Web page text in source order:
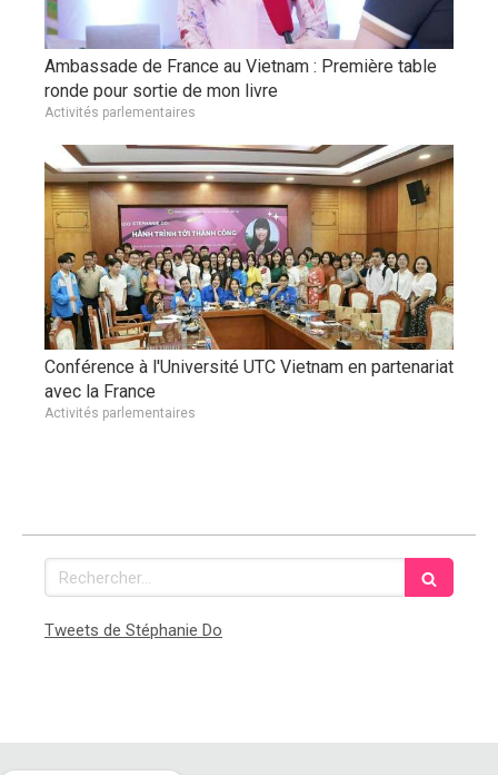
Ambassade de France au Vietnam : Première table
ronde pour sortie de mon livre
Activités parlementaires
Conférence à l'Université UTC Vietnam en partenariat
avec la France
Activités parlementaires
Rechercher
Tweets de Stéphanie Do